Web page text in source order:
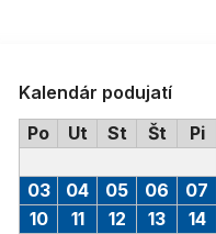
Kalendár podujatí
Po
Ut St Št Pi
03
04 05 06 07
10
11 12 13 14